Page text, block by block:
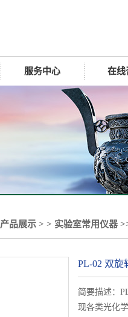
服务中心 在线
产品展示 > > 实验室常用仪器
PL-02 双旋
简要描述：
现各类光化